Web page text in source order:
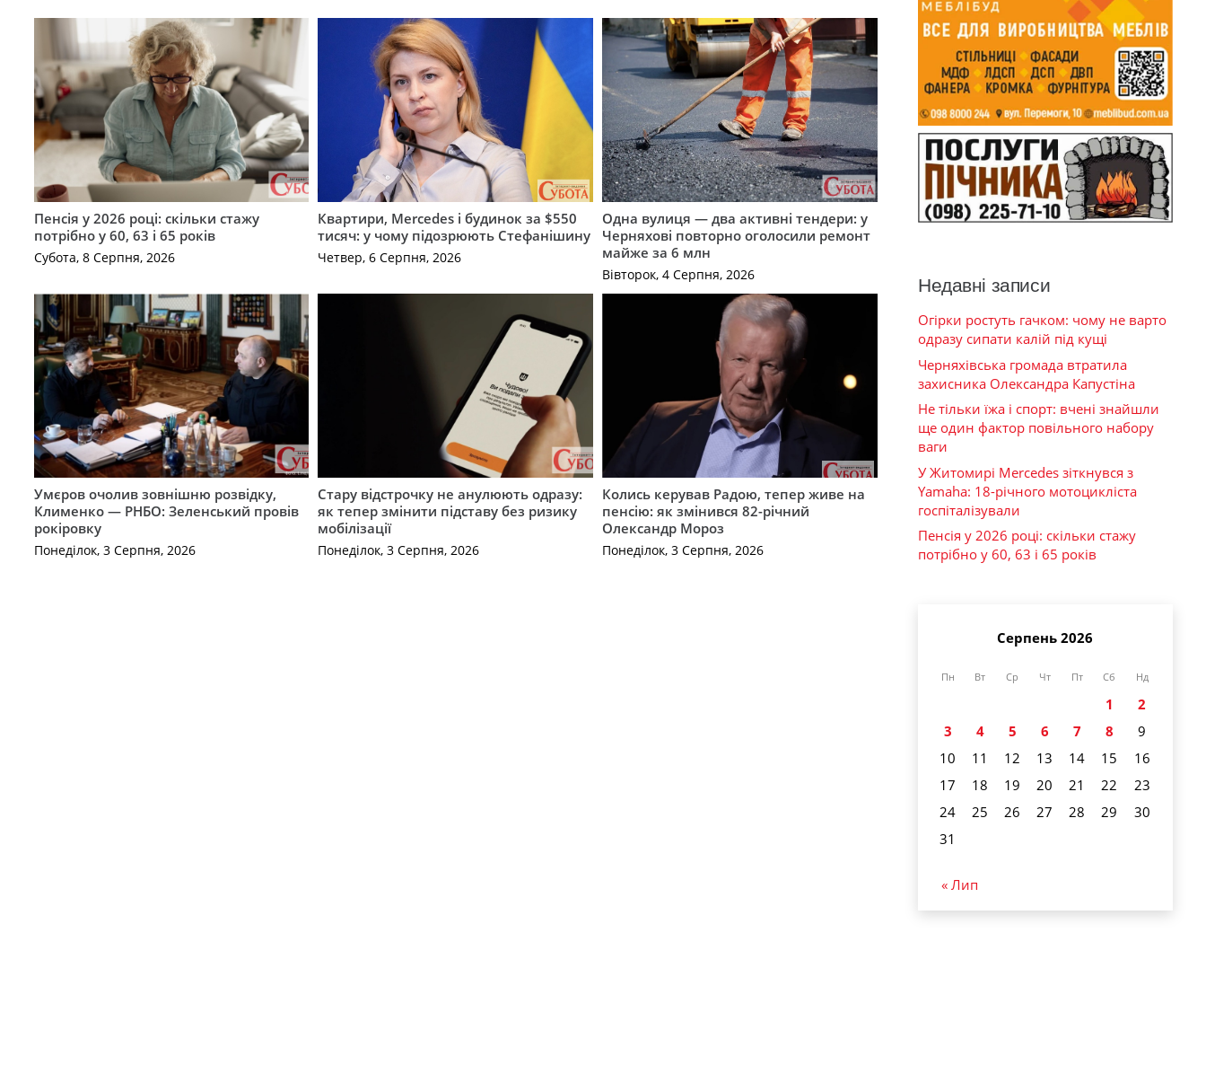
Пенсія у 2026 році: скільки стажу
потрібно у 60, 63 і 65 років
Субота, 8 Серпня, 2026
Квартири, Mercedes і будинок за $550
тисяч: у чому підозрюють Стефанішину
Четвер, 6 Серпня, 2026
Одна вулиця — два активні тендери: у
Черняхові повторно оголосили ремонт
майже за 6 млн
Вівторок, 4 Серпня, 2026
Умєров очолив зовнішню розвідку,
Клименко — РНБО: Зеленський провів
рокіровку
Понеділок, 3 Серпня, 2026
Стару відстрочку не анулюють одразу:
як тепер змінити підставу без ризику
мобілізації
Понеділок, 3 Серпня, 2026
Колись керував Радою, тепер живе на
пенсію: як змінився 82-річний
Олександр Мороз
Понеділок, 3 Серпня, 2026
Недавні записи
Огірки ростуть гачком: чому не варто
одразу сипати калій під кущі
Черняхівська громада втратила
захисника Олександра Капустіна
Не тільки їжа і спорт: вчені знайшли
ще один фактор повільного набору
ваги
У Житомирі Mercedes зіткнувся з
Yamaha: 18-річного мотоцикліста
госпіталізували
Пенсія у 2026 році: скільки стажу
потрібно у 60, 63 і 65 років
Серпень 2026
Пн Вт Ср Чт Пт Сб Нд
1
2
3
4 5 6 7 8
9
10
11 12 13 14 15
16
17
18 19 20 21 22
23
24
25 26 27 28 29
30
31
« Лип